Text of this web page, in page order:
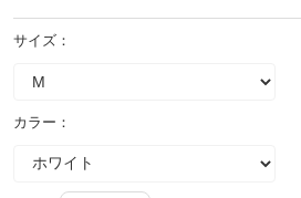
サイズ：
カラー：